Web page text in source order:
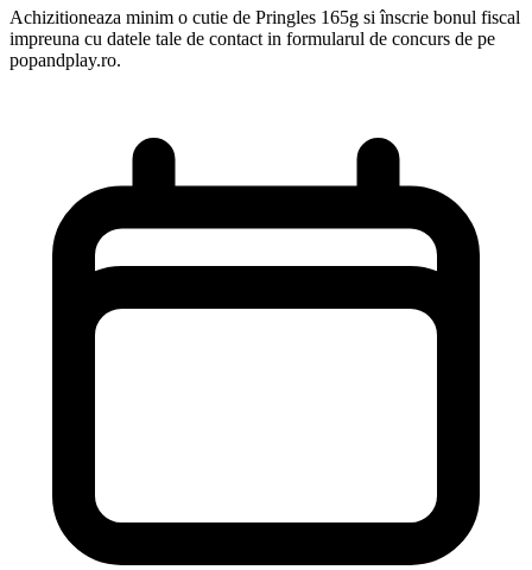
Achizitioneaza minim o cutie de Pringles 165g si înscrie bonul fiscal
impreuna cu datele tale de contact in formularul de concurs de pe
popandplay.ro.